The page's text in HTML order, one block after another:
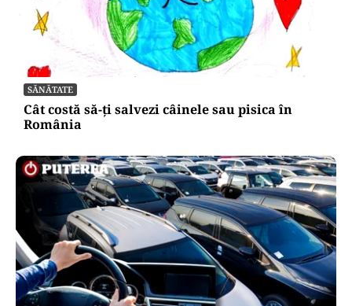
SĂNĂTATE
Cât costă să-ți salvezi câinele sau pisica în
România